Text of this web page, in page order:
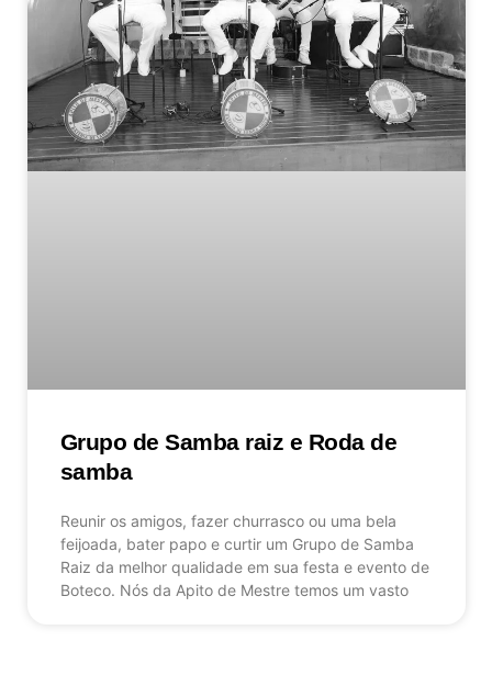
Grupo de Samba raiz e Roda de
samba
Reunir os amigos, fazer churrasco ou uma bela
feijoada, bater papo e curtir um Grupo de Samba
Raiz da melhor qualidade em sua festa e evento de
Boteco. Nós da Apito de Mestre temos um vasto